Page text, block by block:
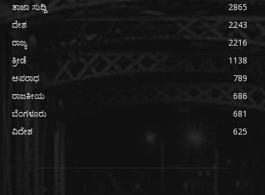
ತಾಜಾ ಸುದ್ದಿ
2865
ದೇಶ
2243
ರಾಜ್ಯ
2216
ಕ್ರೀಡೆ
1138
ಅಪರಾಧ
789
ರಾಜಕೀಯ
686
ಬೆಂಗಳೂರು
681
ವಿದೇಶ
625